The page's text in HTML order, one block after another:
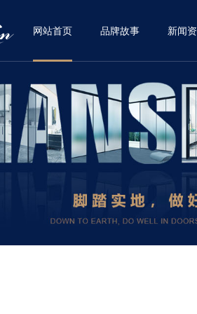
网站首页 品牌故事 新闻